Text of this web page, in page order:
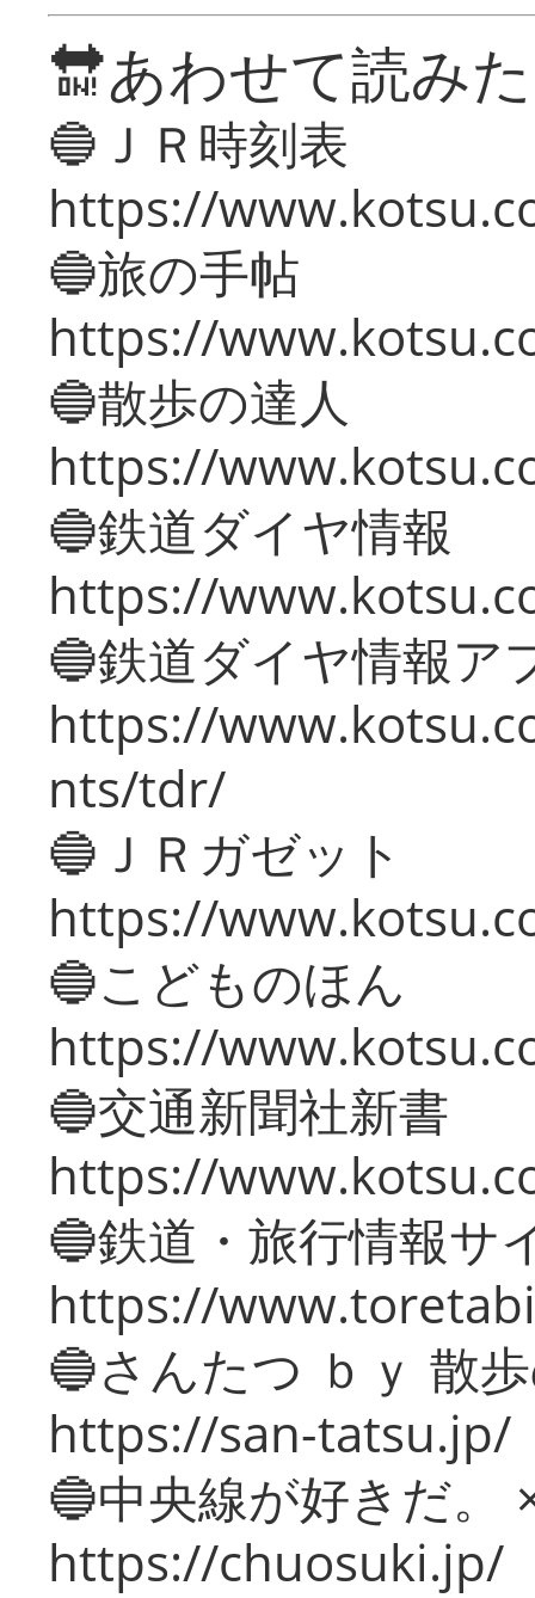
🔛あわせて読み
🔵ＪＲ時刻表
https://
🔵旅の手帖
https://
🔵散歩の達人
https://
🔵鉄道ダイヤ情報
https://
🔵鉄道ダイヤ情報ア
https://
nts/tdr/
🔵ＪＲガゼット
https://
🔵こどものほん
https://
🔵交通新聞社新書
https://
🔵鉄道・旅行情報サ
https://
🔵さんたつ ｂｙ 散
https://san-tatsu.jp/
🔵中央線が好きだ。
https://chuosuki.jp/